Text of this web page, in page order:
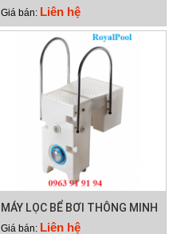
MINH PK 8028
Giá bán: Liên hệ
MÁY LỌC BỂ BƠI THÔNG MINH
PK 8029
Giá bán: Liên hệ